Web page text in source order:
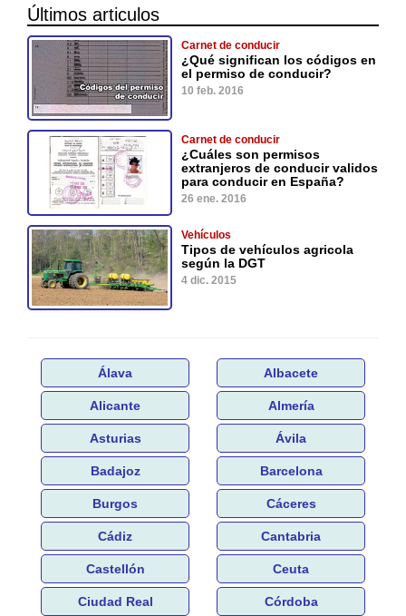
Últimos articulos
Carnet de conducir
¿Qué significan los códigos en
el permiso de conducir?
10 feb. 2016
Carnet de conducir
¿Cuáles son permisos
extranjeros de conducir validos
para conducir en España?
26 ene. 2016
Vehículos
Tipos de vehículos agricola
según la DGT
4 dic. 2015
Álava Albacete
Alicante Almería
Asturias Ávila
Badajoz Barcelona
Burgos Cáceres
Cádiz Cantabria
Castellón Ceuta
Ciudad Real Córdoba